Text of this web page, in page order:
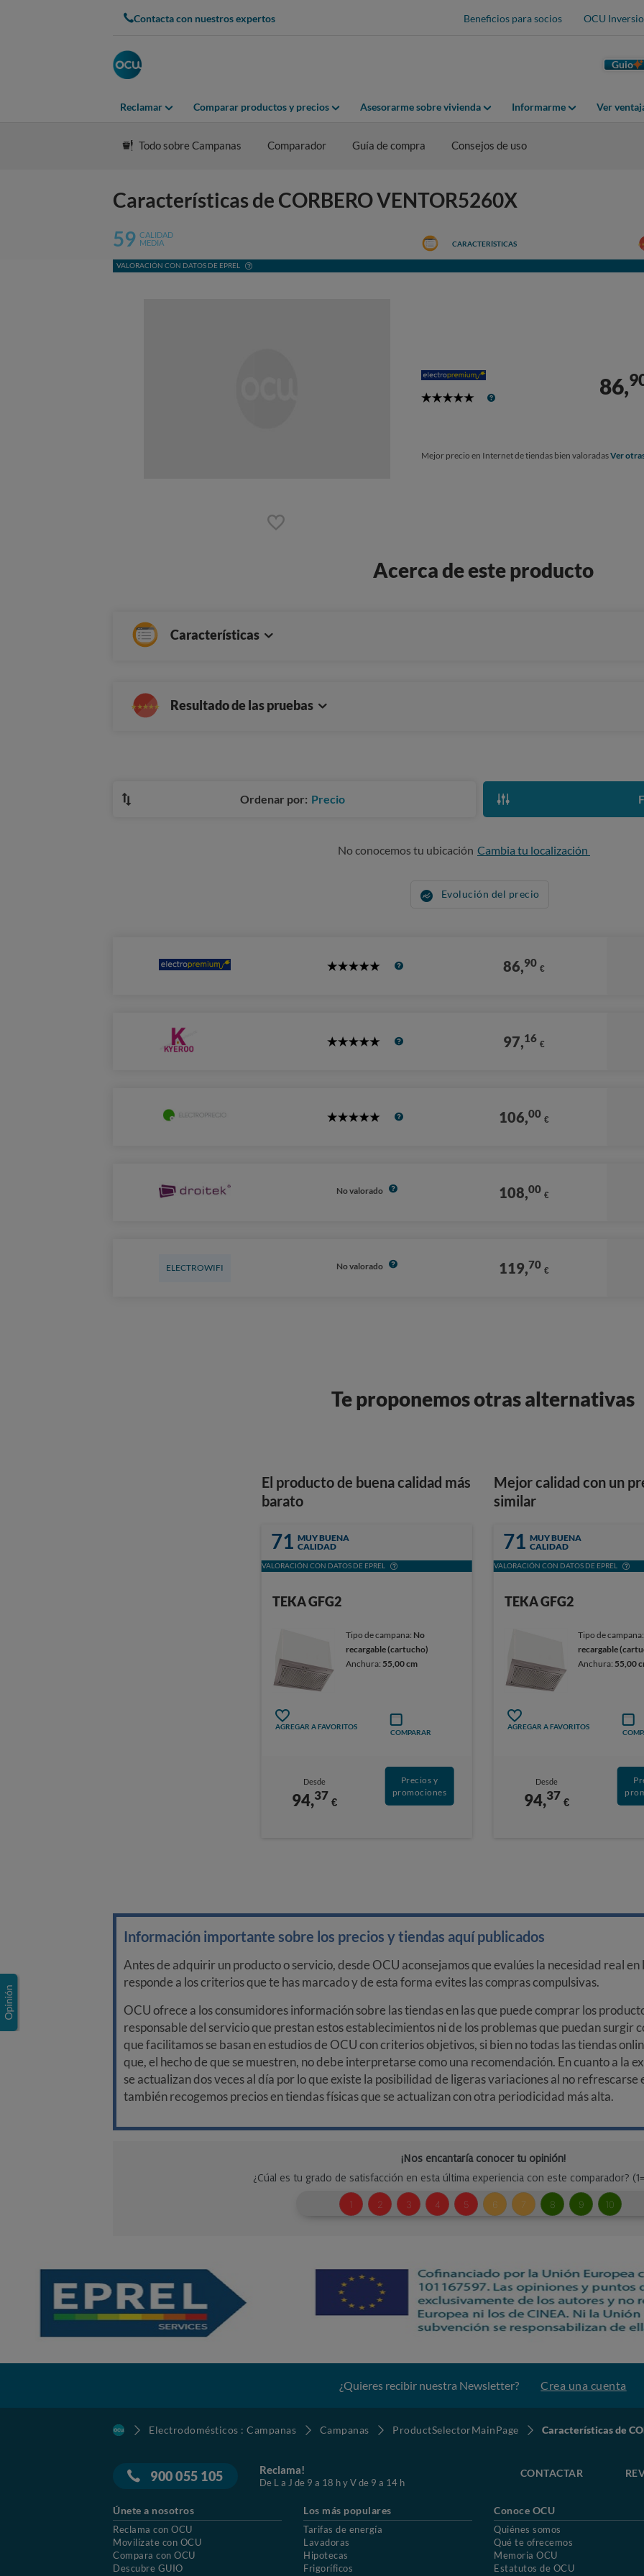
Contacta con nuestros expertos Beneficios para socios OCU
Guio
Reclamar Comparar productos y precios Asesorarme sobre vivienda Informarme Ver
Todo sobre Campanas Comparador Guía de compra Consejos de uso
Características de CORBERO VENTOR5260X
59 CALIDAD
MEDIA
VALORACIÓN CON DATOS DE EPREL
CARACTERÍSTICAS
5
86,
Mejor precio en Internet de tiendas bien valoradasVer
Acerca de este producto
Características
Resultado de las pruebas
Ordenar por: Precio
No conocemos tu ubicación Cambia tu localización
Evolución del precio
5
86,90 €
5
97,16 €
5
106,00 €
No valorado 108,00 €
ELECTROWIFI No valorado 119,70 €
Te proponemos otras alternativas
El producto de buena calidad más
barato
71 MUY BUENA
CALIDAD
VALORACIÓN CON DATOS DE EPREL
TEKA GFG2
Tipo de campana: No
recargable (cartucho)
Anchura: 55,00 cm
AGREGAR A FAVORITOS
COMPARAR
Desde
94,37 €
Precios y
promociones
Mejor calidad con un
similar
71 MUY BUENA
CALIDAD
VALORACIÓN CON DATOS DE EPREL
TEKA GFG2
Tipo de
recargable
Anchura: 55,00
AGREGAR A FAVORITOS
Desde
94,37 €
Información importante sobre los precios y tiendas aquí publicados
Antes de adquirir un producto o servicio, desde OCU aconsejamos que evalúes la necesidad real
responde a los criterios que te has marcado y de esta forma evites las compras compulsivas.
OCU ofrece a los consumidores información sobre las tiendas en las que puede comprar los
responsable del servicio que prestan estos establecimientos ni de los problemas que puedan surgir
que facilitamos se basan en estudios de OCU con criterios objetivos, si bien no todas las tiendas
que, el hecho de que se muestren, no debe interpretarse como una recomendación. En cuanto a la
se actualizan dos veces al día por lo que existe la posibilidad de ligeras variaciones al no refrescarse
también recogemos precios en tiendas físicas que se actualizan con otra periodicidad más alta.
¿Quieres recibir nuestra Newsletter? Crea una cuenta
Electrodomésticos : Campanas Campanas ProductSelectorMainPage Características de
900 055 105 Reclama!
De L a J de 9 a 18 h y V de 9 a 14 h
CONTACTAR
Únete a nosotros
Reclama con OCU
Movilízate con OCU
Compara con OCU
Descubre GUIO
Los más populares
Tarifas de energía
Lavadoras
Hipotecas
Frigoríficos
Conoce OCU
Quiénes somos
Qué te ofrecemos
Memoria OCU
Estatutos de OCU